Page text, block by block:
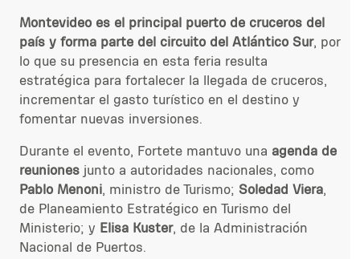
Montevideo es el principal puerto de cruceros del
país y forma parte del circuito del Atlántico Sur, por
lo que su presencia en esta feria resulta
estratégica para fortalecer la llegada de cruceros,
incrementar el gasto turístico en el destino y
fomentar nuevas inversiones.
Durante el evento, Fortete mantuvo una agenda de
reuniones junto a autoridades nacionales, como
Pablo Menoni, ministro de Turismo; Soledad Viera,
de Planeamiento Estratégico en Turismo del
Ministerio; y Elisa Kuster, de la Administración
Nacional de Puertos.